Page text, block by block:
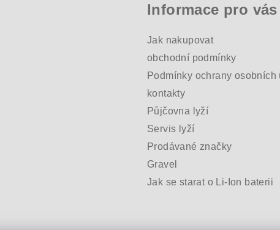
Informace pro vás
Jak nakupovat
obchodní podmínky
Podmínky ochrany osobních
kontakty
Půjčovna lyží
Servis lyží
Prodávané značky
Gravel
Jak se starat o Li-Ion baterii